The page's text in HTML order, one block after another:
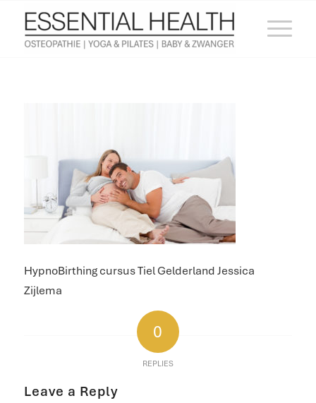
HypnoBirthing cursus Tiel Gelderland Jessica
Zijlema
0
REPLIES
Leave a Reply